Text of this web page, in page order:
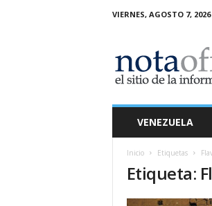
VIERNES, AGOSTO 7, 2026
a
O
VENEZUELA
Inicio Etiquetas
Etiqueta: